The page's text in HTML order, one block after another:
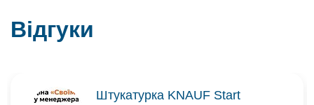
Відгуки
Штукатурка KNAUF Start